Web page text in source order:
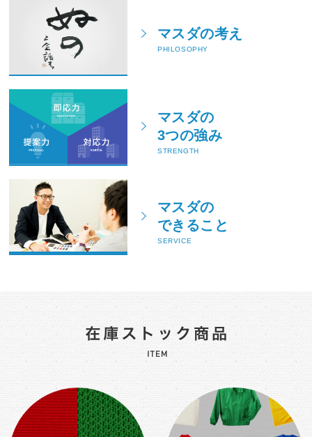
マスダの考え
PHILOSOPHY
マスダの
3つの強み
STRENGTH
マスダの
できること
SERVICE